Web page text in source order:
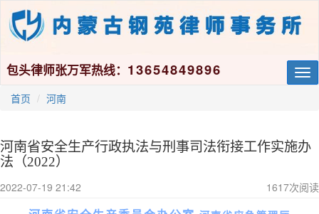
包头律师张万军热线： 13654849896
首页 河南
河南省安全生产行政执法与刑事司法衔接工作实施办
法（2022）
2022-07-19 21:42 1617次阅读